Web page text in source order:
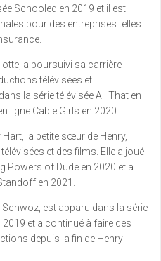
Schooled en 2019 et il est
pour des entreprises telles
a poursuivi sa carrière
télévisées et
la série télévisée All That en
ligne Cable Girls en 2020.
la petite sœur de Henry,
et des films. Elle a joué
Powers of Dude en 2020 et a
en 2021.
Schwoz, est apparu dans la série
et a continué à faire des
depuis la fin de Henry